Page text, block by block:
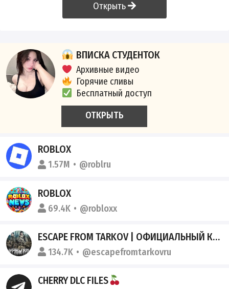
Открыть
ВПИСКА СТУДЕНТОК
Архивные видео
Горячие сливы
Бесплатный доступ
ОТКРЫТЬ
ROBLOX
1.57M @roblru
ROBLOX
69.4K @robloxx
ESCAPE FROM TARKOV | ОФИЦИАЛЬНЫЙ КАНАЛ
134.7K @escapefromtarkovru
CHERRY DLC FILES